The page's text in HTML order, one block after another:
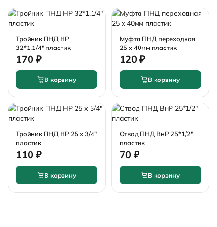
Тройник ПНД НР
32*1.1/4" пластик
170 ₽
В корзину
Муфта ПНД переходная
25 x 40мм пластик
120 ₽
В корзину
Тройник ПНД НР 25 х 3/4"
пластик
110 ₽
В корзину
Отвод ПНД ВнР 25*1/2"
пластик
70 ₽
В корзину